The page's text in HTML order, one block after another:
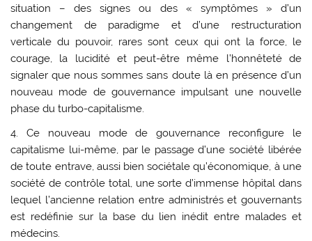
situation – des signes ou des « symptômes » d’un
changement de paradigme et d’une restructuration
verticale du pouvoir, rares sont ceux qui ont la force, le
courage, la lucidité et peut-être même l’honnêteté de
signaler que nous sommes sans doute là en présence d’un
nouveau mode de gouvernance impulsant une nouvelle
phase du turbo-capitalisme.
4. Ce nouveau mode de gouvernance reconfigure le
capitalisme lui-même, par le passage d’une société libérée
de toute entrave, aussi bien sociétale qu’économique, à une
société de contrôle total, une sorte d’immense hôpital dans
lequel l’ancienne relation entre administrés et gouvernants
est redéfinie sur la base du lien inédit entre malades et
médecins.